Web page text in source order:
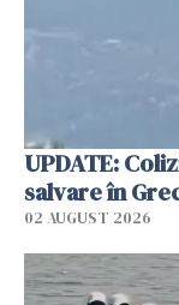
UPDATE:
salvare în
02 AUGUST 2026